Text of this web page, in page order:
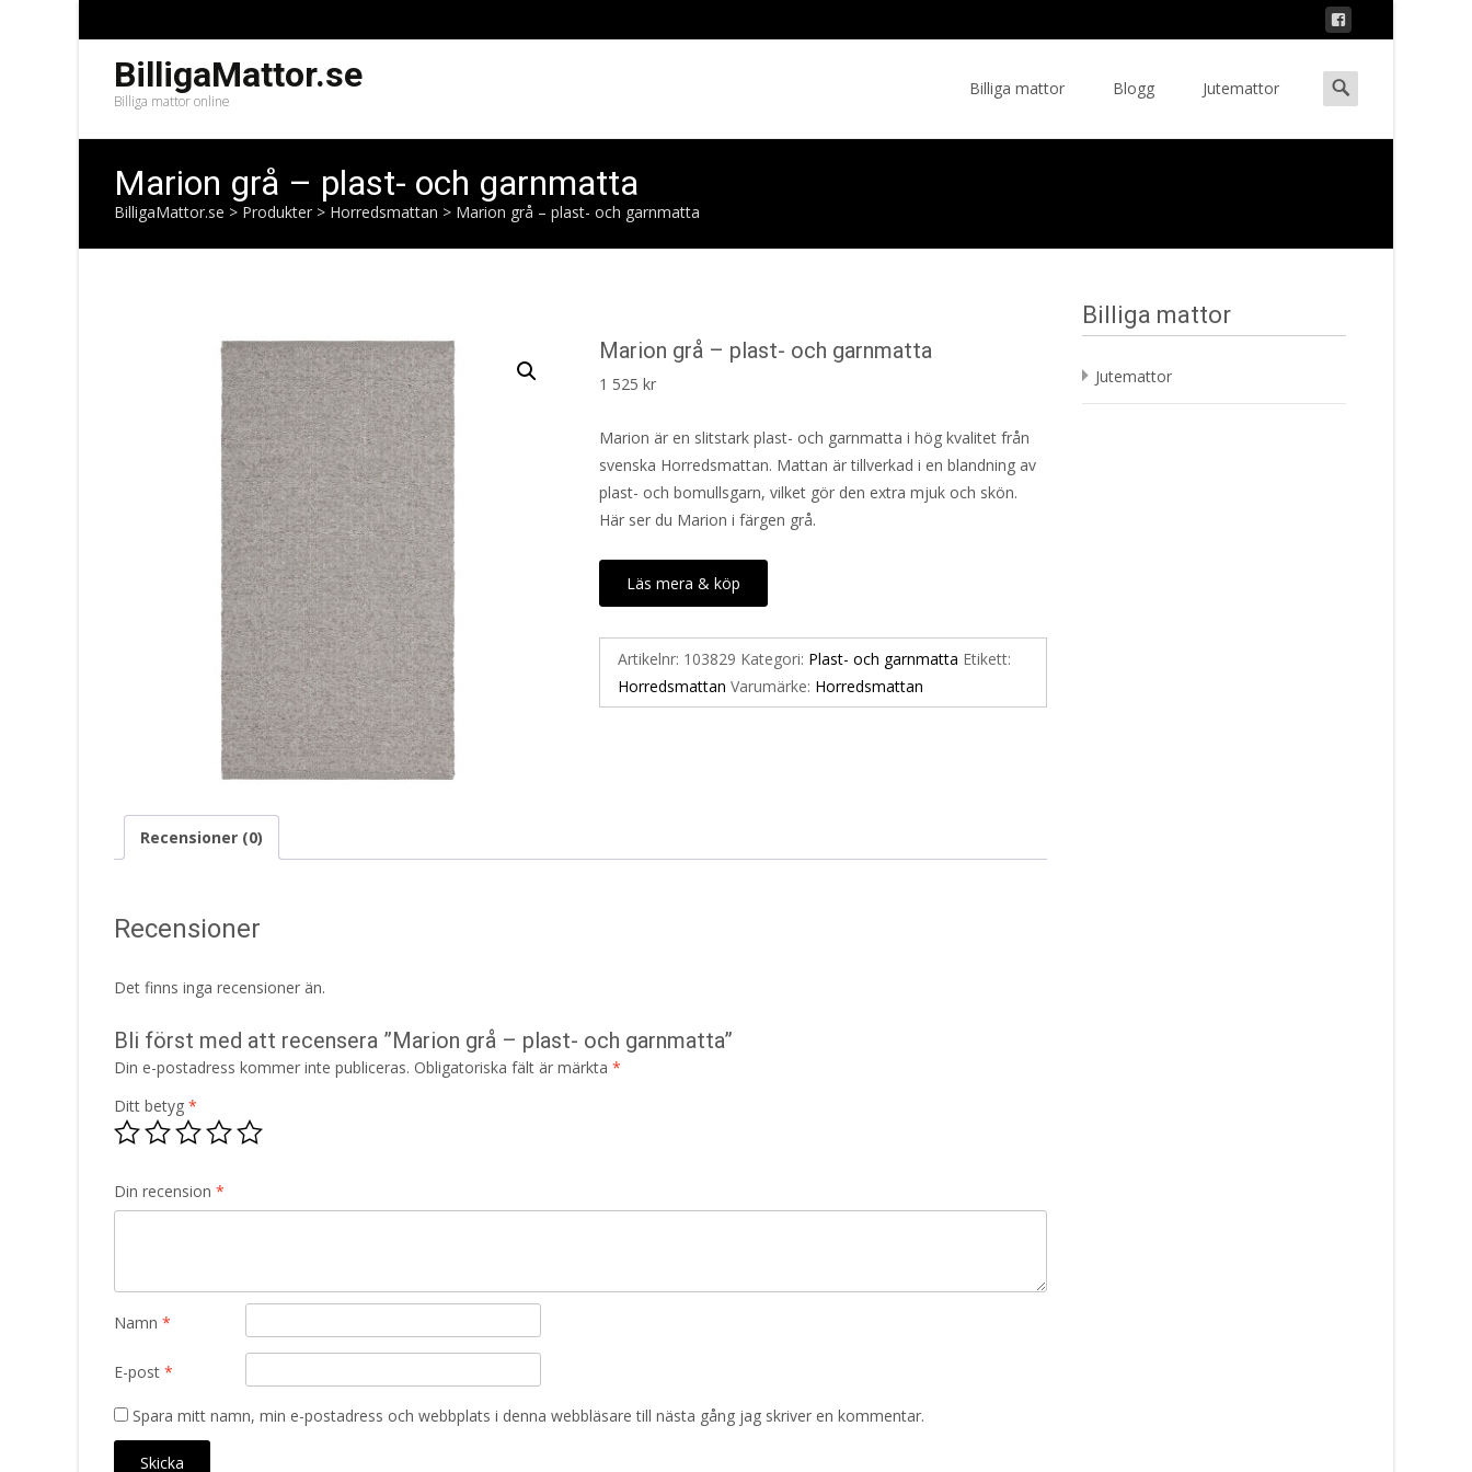
BilligaMattor.se
Billiga mattor online
Billiga mattor Blogg Jutemattor
Search
for:
Marion grå – plast- och garnmatta
BilligaMattor.se > Produkter > Horredsmattan > Marion grå – plast- och garnmatta
Marion grå – plast- och garnmatta
1 525kr
Marion är en slitstark plast- och garnmatta i hög kvalitet från
svenska Horredsmattan. Mattan är tillverkad i en blandning av
plast- och bomullsgarn, vilket gör den extra mjuk och skön.
Här ser du Marion i färgen grå.
Läs mera & köp
Artikelnr: 103829 Kategori: Plast- och garnmatta Etikett:
Horredsmattan Varumärke: Horredsmattan
Recensioner (0)
Recensioner
Det finns inga recensioner än.
Bli först med att recensera ”Marion grå – plast- och garnmatta”
Din e-postadress kommer inte publiceras. Obligatoriska fält är märkta *
Ditt betyg *
Din recension *
Namn *
E-post *
Spara mitt namn, min e-postadress och webbplats i denna webbläsare till nästa gång jag skriver en kommentar.
Billiga mattor
Jutemattor